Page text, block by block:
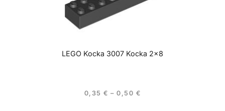
LEGO Kocka 3007 Kocka 2×8
0,35€ – 0,50 €